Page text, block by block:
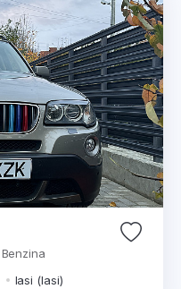
Benzina
Iasi (Iasi)